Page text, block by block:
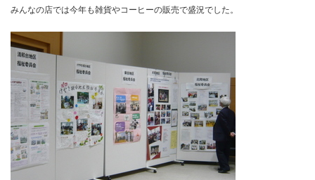
みんなの店では今年も雑貨やコーヒーの販売で盛況でした。